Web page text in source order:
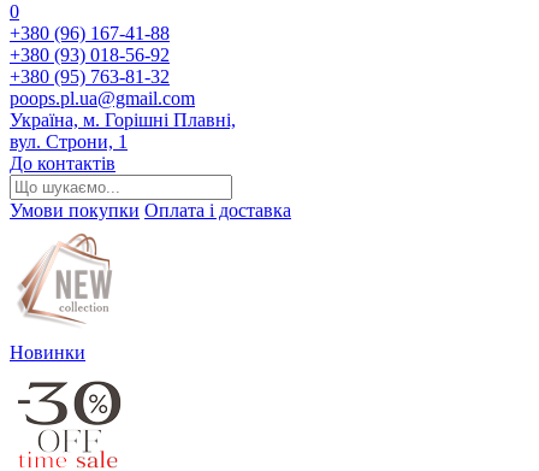
0
+380 (96) 167-41-88
+380 (93) 018-56-92
+380 (95) 763-81-32
poops.pl.ua@gmail.com
Україна, м. Горішні Плавні,
вул. Строни, 1
До контактів
Умови покупки Оплата і доставка
Новинки